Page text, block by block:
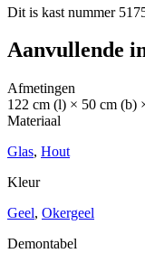
Dit is kast nummer
Aanvullende
Afmetingen
122 cm (l) × 50 cm (b)
Materiaal
Glas, Hout
Kleur
Geel, Okergeel
Demontabel